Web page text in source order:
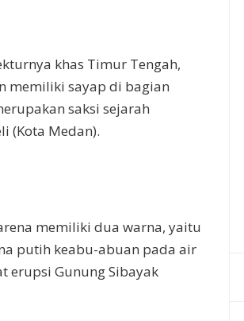
khas Timur Tengah,
memiliki sayap di bagian
saksi sejarah
(Kota Medan).
memiliki dua warna, yaitu
putih keabu-abuan pada air
erupsi Gunung Sibayak